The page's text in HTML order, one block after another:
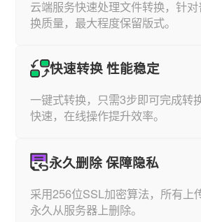
云端服务快速处理文件转换，针
换质量，最大程度保留版式。
快速转换 性能稳定
一键式转换，只需3步即可完成转
快速，在线操作提升效率。
永久删除 保障隐私
采用256位SSL加密算法，所有上
永久从服务器上删除。